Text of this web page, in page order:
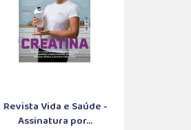
Revista Vida e Saúde -
Assinatura por...